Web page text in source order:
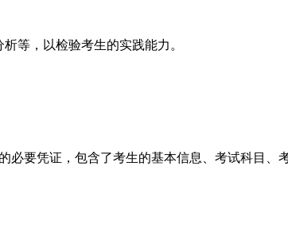
等，以检验考生的实践能力。
必要凭证，包含了考生的基本信息、考试科目、